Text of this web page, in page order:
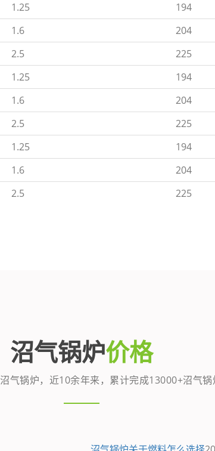
1.25 194
1.6 204
2.5 225
1.25 194
1.6 204
2.5 225
1.25 194
1.6 204
2.5 225
沼气锅炉价格
气锅炉，近10余年来，累计完成13000+沼气锅